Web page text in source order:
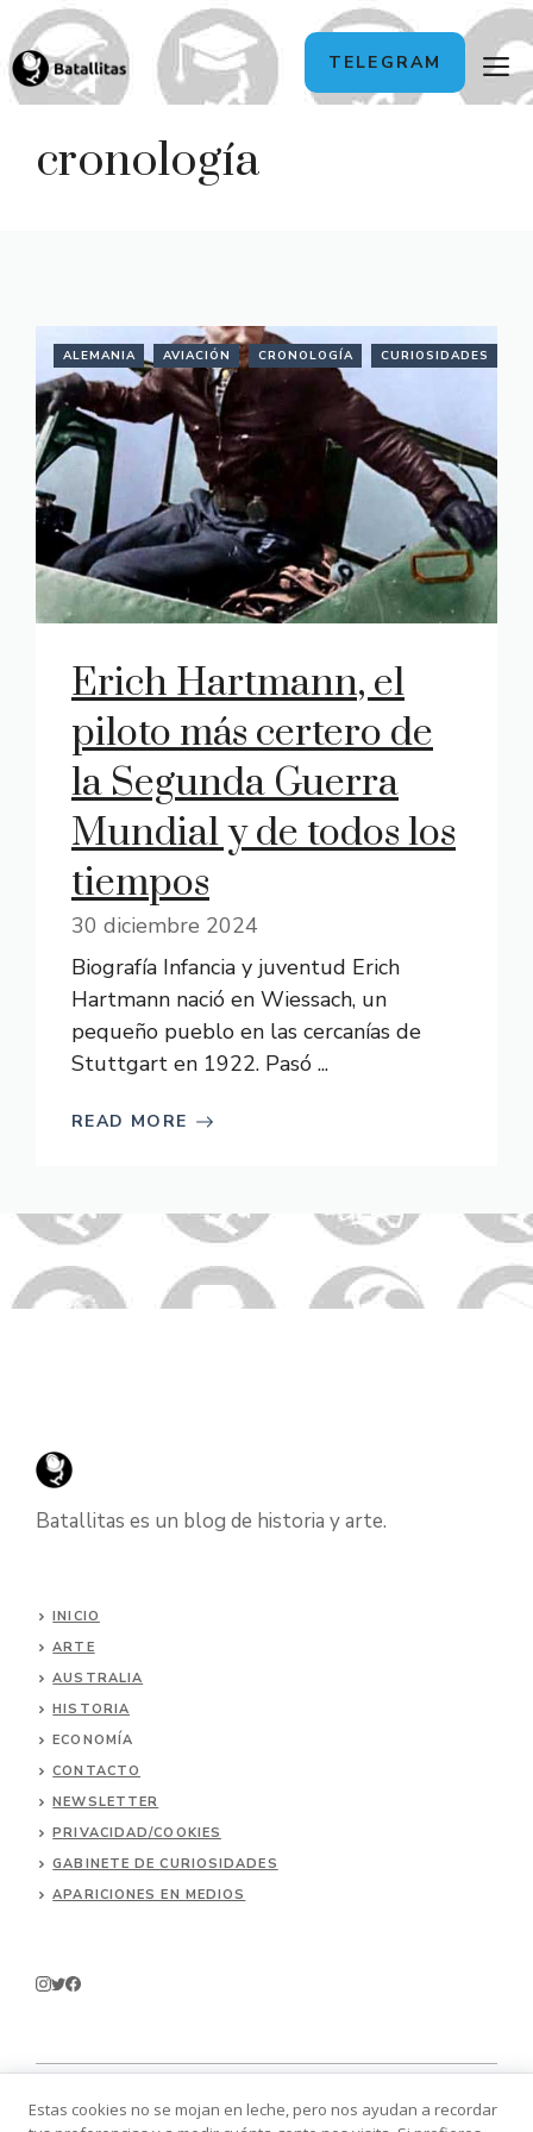
Saltar
al
contenido
TELEGRAM
cronología
ALEMANIA AVIACIÓN CRONOLOGÍA
CURIOSIDADES
Erich Hartmann, el
piloto más certero de
la Segunda Guerra
Mundial y de todos los
tiempos
30 diciembre 2024
Biografía Infancia y juventud Erich
Hartmann nació en Wiessach, un
pequeño pueblo en las cercanías de
Stuttgart en 1922. Pasó ...
READ MORE
Batallitas es un blog de historia y arte.
INICIO
ARTE
AUSTRALIA
HISTORIA
ECONOMÍA
CONTACTO
NEWSLETTER
PRIVACIDAD/COOKIES
GABINETE DE CURIOSIDADES
APARICIONES EN MEDIOS
Estas cookies no se mojan en leche, pero nos ayudan a recordar